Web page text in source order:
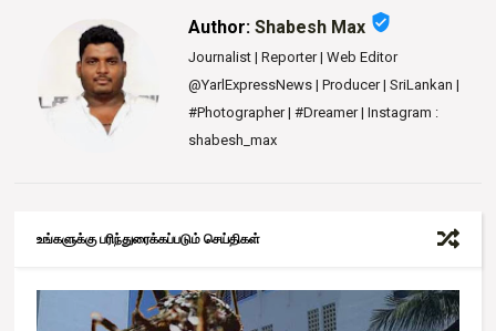
Author:Shabesh Max verified_user
Journalist | Reporter | Web Editor
@YarlExpressNews | Producer | SriLankan |
#Photographer | #Dreamer | Instagram :
shabesh_max
உங்களுக்கு பரிந்துரைக்கப்படும் செய்திகள்